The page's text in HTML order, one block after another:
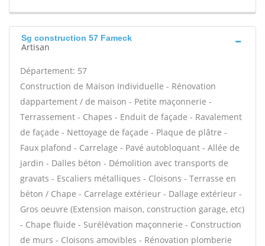
Sg construction 57 Fameck
Artisan
Département: 57
Construction de Maison Individuelle - Rénovation
dappartement / de maison - Petite maçonnerie -
Terrassement - Chapes - Enduit de façade - Ravalement
de façade - Nettoyage de façade - Plaque de plâtre -
Faux plafond - Carrelage - Pavé autobloquant - Allée de
jardin - Dalles béton - Démolition avec transports de
gravats - Escaliers métalliques - Cloisons - Terrasse en
béton / Chape - Carrelage extérieur - Dallage extérieur -
Gros oeuvre (Extension maison, construction garage, etc)
- Chape fluide - Surélévation maçonnerie - Construction
de murs - Cloisons amovibles - Rénovation plomberie